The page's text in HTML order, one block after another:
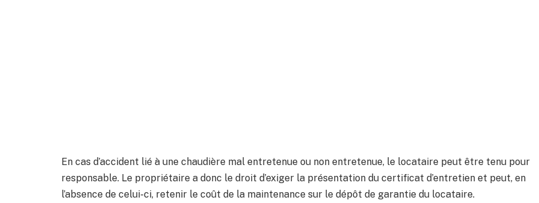
En cas d’accident lié à une chaudière mal entretenue ou non entretenue, le locataire peut être tenu pour
responsable. Le propriétaire a donc le droit d’exiger la présentation du certificat d’entretien et peut, en
l’absence de celui-ci, retenir le coût de la maintenance sur le dépôt de garantie du locataire.